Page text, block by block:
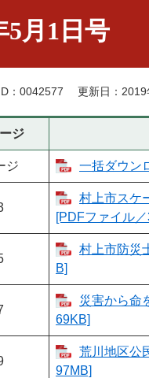
5月1日号
：0042577 更新日：
ジ
ジ 一括ダウン
村上市スケ
[PDFファイル
村上市防災
B]
災害から命
69KB]
荒川地区公
97MB]